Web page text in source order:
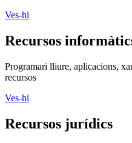
Ves-hi
Recursos
Programari lliure, aplicacions,
recursos
Ves-hi
Recursos jurídics